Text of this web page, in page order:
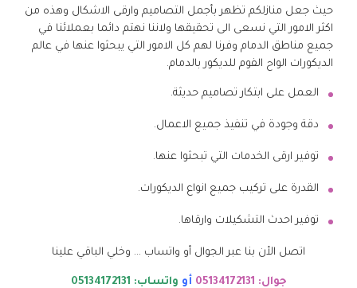
حيث جعل منازلكم تظهر بأجمل التصاميم وارقى الاشكال وهذه من
اكثر الامور التي نسعى الى تحقيقها ولاننا نهتم دائما بعملائنا في
جميع مناطق الدمام وفرنا لهم كل الامور التي يبحثوا عنها في عالم
الديكورات الواح الفوم للديكور بالدمام.
العمل على ابتكار تصاميم حديثة.
دقة وجودة في تنفيذ جميع الاعمال.
توفير ارقى الخدمات التي تبحثوا عنها.
القدرة على تركيب جميع انواع الديكورات.
توفير احدث التشكيلات وارقاها.
اتصل الأن بنا عبر الجوال أو واتساب … وخلي الباقي علينا
جوال: 05134172131 أو واتساب: 05134172131